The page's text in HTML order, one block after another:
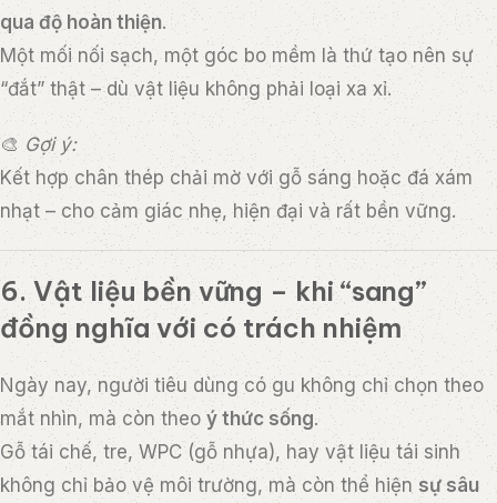
qua độ hoàn thiện.
Một mối nối sạch, một góc bo mềm là thứ tạo nên sự
“đắt” thật – dù vật liệu không phải loại xa xỉ.
🎨 Gợi ý:
Kết hợp chân thép chải mờ với gỗ sáng hoặc đá xám
nhạt – cho cảm giác nhẹ, hiện đại và rất bền vững.
6. Vật liệu bền vững – khi “sang”
đồng nghĩa với có trách nhiệm
Ngày nay, người tiêu dùng có gu không chỉ chọn theo
mắt nhìn, mà còn theoý thức sống.
Gỗ tái chế, tre, WPC (gỗ nhựa), hay vật liệu tái sinh
không chỉ bảo vệ môi trường, mà còn thể hiệnsự sâu